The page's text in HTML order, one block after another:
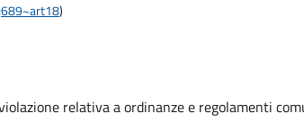
)
relativa a ordinanze e regolamenti